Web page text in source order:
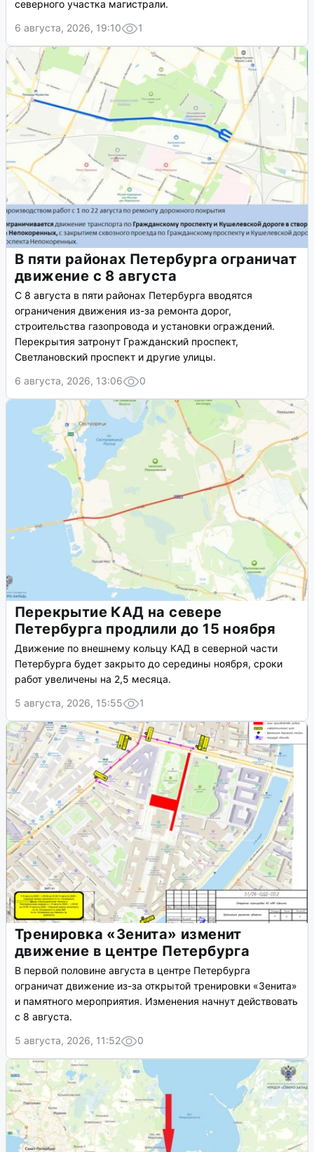
северного участка магистрали.
6 августа, 2026, 19:10
1
В пяти районах Петербурга ограничат
движение с 8 августа
С 8 августа в пяти районах Петербурга вводятся
ограничения движения из-за ремонта дорог,
строительства газопровода и установки ограждений.
Перекрытия затронут Гражданский проспект,
Светлановский проспект и другие улицы.
6 августа, 2026, 13:06
0
Перекрытие КАД на севере
Петербурга продлили до 15 ноября
Движение по внешнему кольцу КАД в северной части
Петербурга будет закрыто до середины ноября, сроки
работ увеличены на 2,5 месяца.
5 августа, 2026, 15:55
1
Тренировка «Зенита» изменит
движение в центре Петербурга
В первой половине августа в центре Петербурга
ограничат движение из-за открытой тренировки «Зенита»
и памятного мероприятия. Изменения начнут действовать
с 8 августа.
5 августа, 2026, 11:52
0